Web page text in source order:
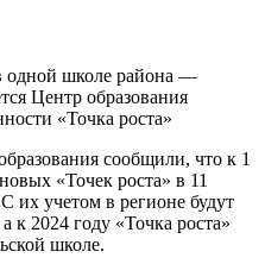
сообщили, что к 1
«Точек роста» в 11
их учетом в регионе будут
к 2024 году «Точка роста»
школе.